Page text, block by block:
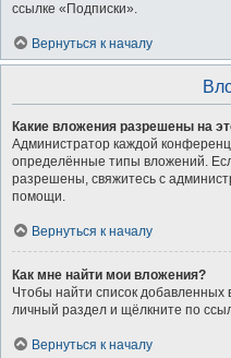
ссылке «Подписки».
Вернуться к началу
Какие вложения разрешены на
Администратор каждой
определённые типы вложений.
разрешены, свяжитесь с
помощи.
Вернуться к началу
Как мне найти мои вложения?
Чтобы найти список
личный раздел и щёлкните по
Вернуться к началу